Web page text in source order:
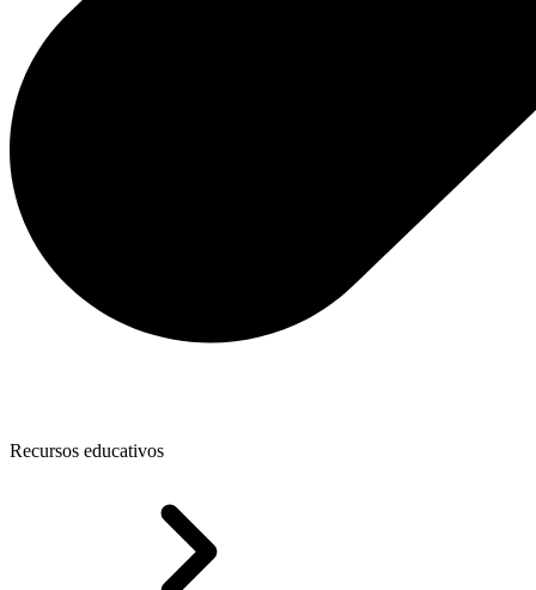
Recursos educativos